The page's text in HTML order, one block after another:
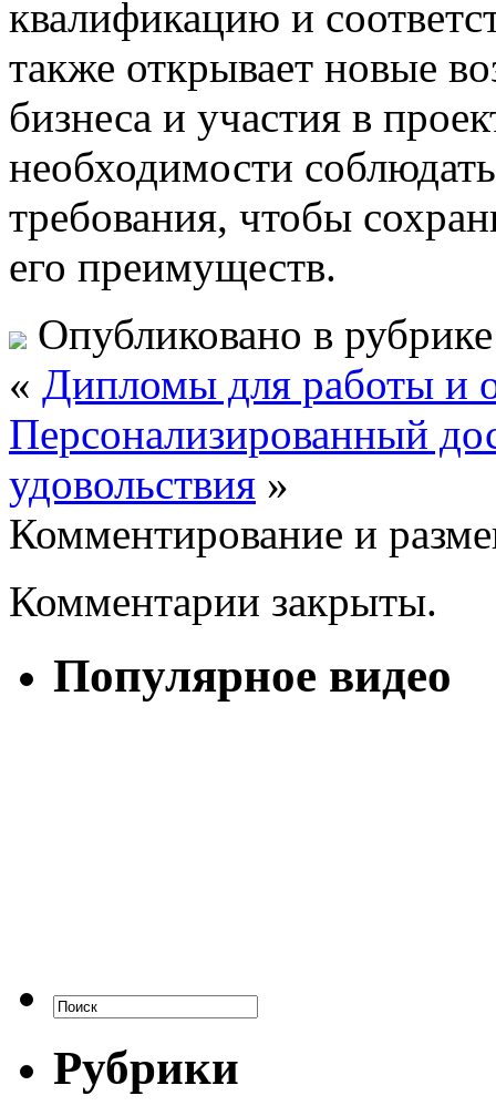
квалификацию и
также открывает новые
бизнеса и участия в
необходимости
требования, чтобы
его преимуществ.
Опубликовано в
« Дипломы для работы и
Персонализированный
удовольствия »
Комментирование и
Комментарии закрыты.
Популярное видео
Рубрики